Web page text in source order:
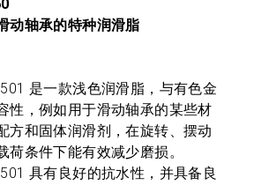
动轴承的特种润滑脂
是一款浅色润滑脂，与有色金
性，例如用于滑动轴承的某些材
方和固体润滑剂，在旋转、摆动
荷条件下能有效减少磨损。
具有良好的抗水性，并具备良